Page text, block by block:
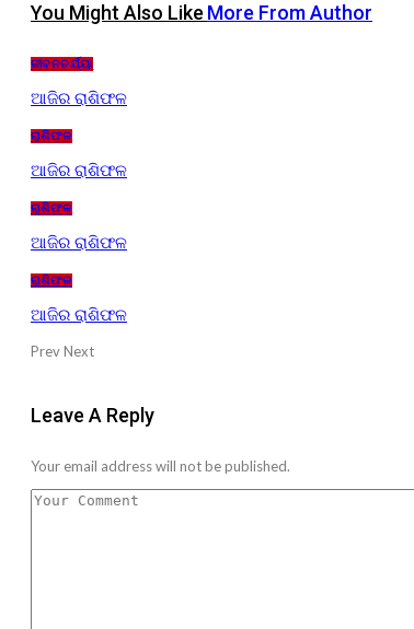
You Might Also Like More From Author
ଜୀବନଚର୍ଯ୍ୟା
ଆଜିର ରାଶିଫଳ
ରାଶିଫଳ
ଆଜିର ରାଶିଫଳ
ରାଶିଫଳ
ଆଜିର ରାଶିଫଳ
ରାଶିଫଳ
ଆଜିର ରାଶିଫଳ
PrevNext
Leave A Reply
Your email address will not be published.